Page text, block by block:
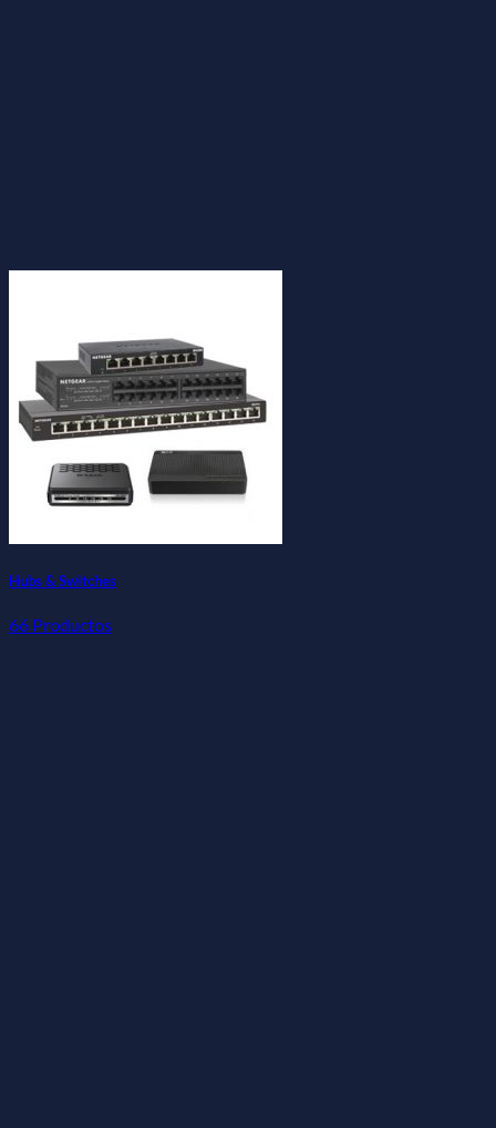
Hubs & Switches
66 Productos